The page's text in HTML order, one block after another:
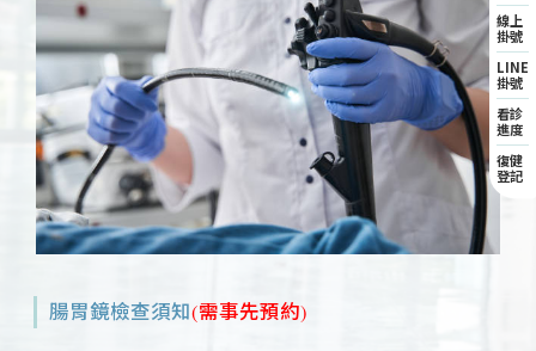
腸胃鏡檢查須知(需事先預約)
線上
掛號
LINE
掛號
看診
進度
復健
登記